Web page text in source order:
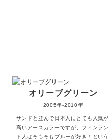
オリーブグリーン
2005年-2010年
サンドと並んで日本人にとても人気が
高いアースカラーですが、フィンラン
ド人はそもそもブルーが好き！という